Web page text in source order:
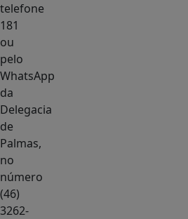
telefone
181
ou
pelo
WhatsApp
da
Delegacia
de
Palmas,
no
número
(46)
3262-